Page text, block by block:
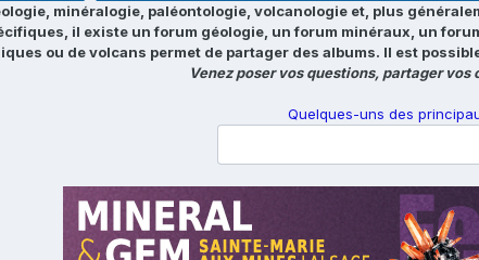
minéralogie, paléontologie, volcanologie et, plus
il existe un forum géologie, un forum minéraux, un
ou de volcans permet de partager des albums. Il est
Venez poser vos questions, partager
Quelques-uns des